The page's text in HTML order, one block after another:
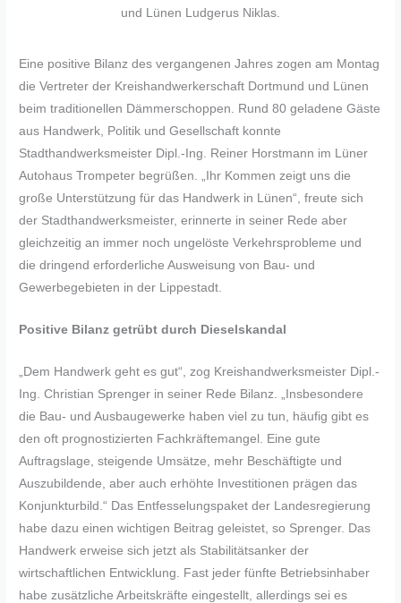
und Lünen Ludgerus Niklas.
Eine positive Bilanz des vergangenen Jahres zogen am Montag
die Vertreter der Kreishandwerkerschaft Dortmund und Lünen
beim traditionellen Dämmerschoppen. Rund 80 geladene Gäste
aus Handwerk, Politik und Gesellschaft konnte
Stadthandwerksmeister Dipl.-Ing. Reiner Horstmann im Lüner
Autohaus Trompeter begrüßen. „Ihr Kommen zeigt uns die
große Unterstützung für das Handwerk in Lünen“, freute sich
der Stadthandwerksmeister, erinnerte in seiner Rede aber
gleichzeitig an immer noch ungelöste Verkehrsprobleme und
die dringend erforderliche Ausweisung von Bau- und
Gewerbegebieten in der Lippestadt.
Positive Bilanz getrübt durch Dieselskandal
„Dem Handwerk geht es gut“, zog Kreishandwerksmeister Dipl.-
Ing. Christian Sprenger in seiner Rede Bilanz. „Insbesondere
die Bau- und Ausbaugewerke haben viel zu tun, häufig gibt es
den oft prognostizierten Fachkräftemangel. Eine gute
Auftragslage, steigende Umsätze, mehr Beschäftigte und
Auszubildende, aber auch erhöhte Investitionen prägen das
Konjunkturbild.“ Das Entfesselungspaket der Landesregierung
habe dazu einen wichtigen Beitrag geleistet, so Sprenger. Das
Handwerk erweise sich jetzt als Stabilitätsanker der
wirtschaftlichen Entwicklung. Fast jeder fünfte Betriebsinhaber
habe zusätzliche Arbeitskräfte eingestellt, allerdings sei es